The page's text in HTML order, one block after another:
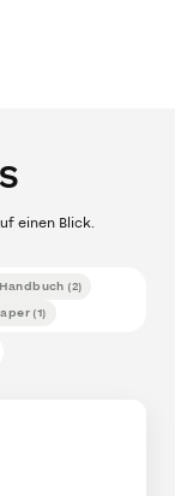
einen Blick.
Handbuch (2)
(1)